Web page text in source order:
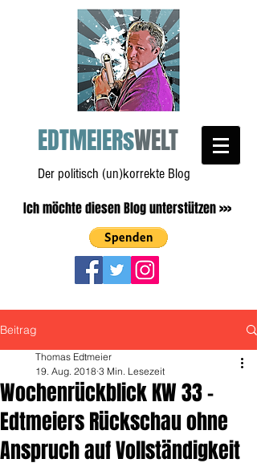
EDTMEIERsWELT
Der politisch (un)korrekte Blog
Ich möchte diesen Blog unterstützen >>>
Beitrag
Wochenrückblick KW 33 -
Edtmeiers Rückschau ohne
Anspruch auf Vollständigkeit
Thomas Edtmeier
19. Aug. 2018 3 Min. Lesezeit